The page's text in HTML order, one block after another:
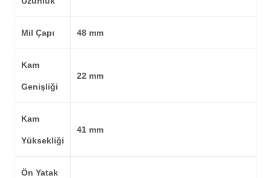
Mil Çapı 48 mm
Kam
Genişliği
22 mm
Kam
Yüksekliği
41 mm
Ön Yatak